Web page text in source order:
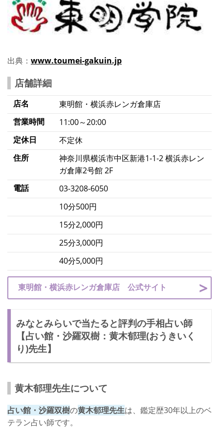
出典： www.toumei-gakuin.jp
店舗詳細
店名
東明館・横浜赤レンガ倉庫店
営業時間
11:00～20:00
定休日
不定休
住所
神奈川県横浜市中区新港1-1-2 横浜赤レン
ガ倉庫2号館 2F
電話
03-3208-6050
10分500円
15分2,000円
25分3,000円
40分5,000円
東明館・横浜赤レンガ倉庫店 公式サイト
みなとみらいで当たると評判の手相占い師
【占い館・沙羅双樹：黄木郁理(おうきいく
り)先生】
黄木郁理先生について
占い館・沙羅双樹の黄木郁理先生は、鑑定歴30年以上のベ
テラン占い師です。